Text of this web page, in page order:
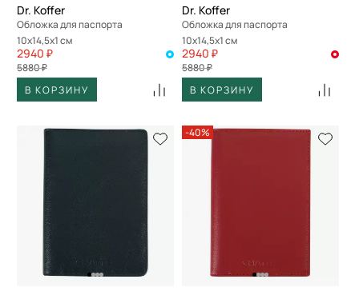
Dr. Koffer
Обложка для паспорта
10x14,5x1 см
2940 ₽
5880 ₽
В КОРЗИНУ
Dr. Koffer
Обложка для паспорта
10x14,5x1 см
2940 ₽
5880 ₽
В КОРЗИНУ
-40%